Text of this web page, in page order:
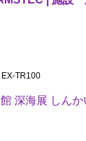
TR100